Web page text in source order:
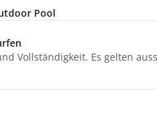
Pool
Vollständigkeit. Es gelten